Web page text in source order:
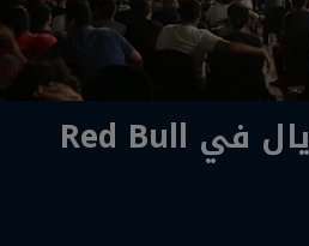
بطل كلاش رويال في Red Bull